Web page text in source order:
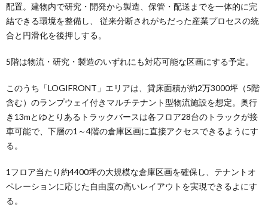
配置。建物内で研究・開発から製造、保管・配送までを一体的に完
結できる環境を整備し、 従来分断されがちだった産業プロセスの統
合と円滑化を後押しする。
5階は物流・研究・製造のいずれにも対応可能な区画にする予定。
このうち「LOGIFRONT」エリアは、貸床面積が約2万3000坪（5階
含む）のランプウェイ付きマルチテナント型物流施設を想定。奥行
き13mとゆとりあるトラックバースは各フロア28台のトラックが接
車可能で、下層の1～4階の倉庫区画に直接アクセスできるようにす
る。
1フロア当たり約4400坪の大規模な倉庫区画を確保し、テナントオ
ペレーションに応じた自由度の高いレイアウトを実現できるよにす
る。